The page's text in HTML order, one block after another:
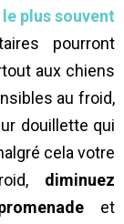
plus souvent
pourront
aux chiens
au froid,
douillette qui
cela votre
diminuez
et